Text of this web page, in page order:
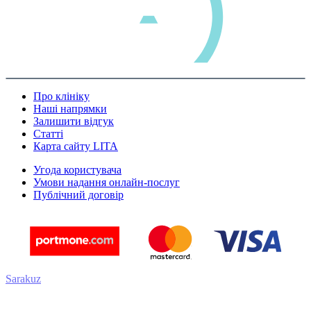
Про клініку
Наші напрямки
Залишити відгук
Статті
Карта сайту LITA
Угода користувача
Умови надання онлайн-послуг
Публічний договір
Sarakuz